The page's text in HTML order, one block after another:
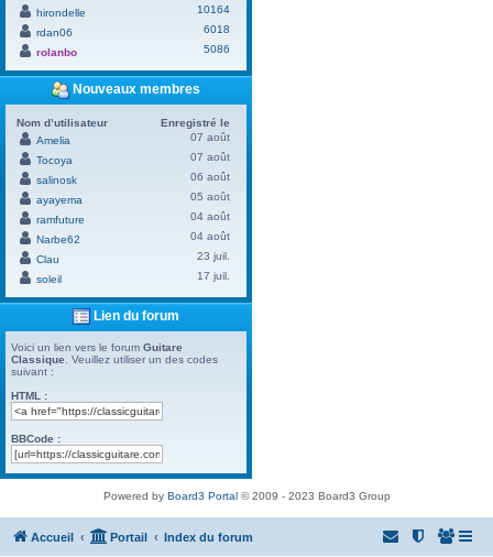
hirondelle
10164
rdan06
6018
rolanbo
5086
Nouveaux membres
Nom d’utilisateur
Enregistré le
Amelia
07 août
Tocoya
07 août
salinosk
06 août
ayayema
05 août
ramfuture
04 août
Narbe62
04 août
Clau
23 juil.
soleil
17 juil.
Lien du forum
Voici un lien vers le forum Guitare
Classique . Veuillez utiliser un des codes
suivant :
HTML :
BBCode :
Powered by Board3 Portal© 2009 - 2023 Board3 Group
Accueil Portail Index du forum